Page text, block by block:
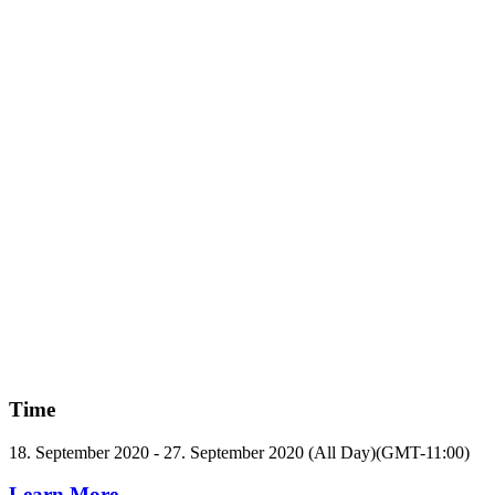
Time
18. September 2020 - 27. September 2020 (All Day)(GMT-11:00)